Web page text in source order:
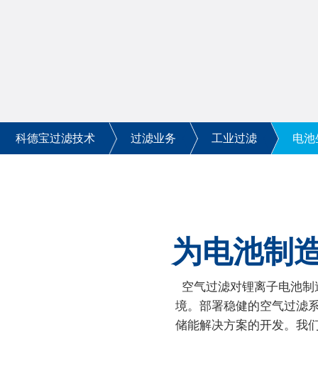
科德宝过滤技术 过滤业务 工业过滤 电池
为电池制
空气过滤对锂离子电池
境。部署稳健的空气过滤
储能解决方案的开发。我